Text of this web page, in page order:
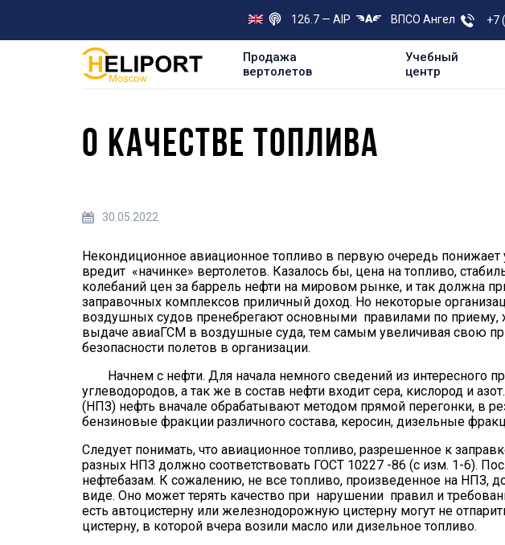
126.7 — AIP ВПСО Ангел +7
Продажа
вертолетов
Учебный
центр
О КАЧЕСТВЕ ТОПЛИВА
30.05.2022
Некондиционное авиационное топливо в первую очередь понижает
вредит «начинке» вертолетов. Казалось бы, цена на топливо,
колебаний цен за баррель нефти на мировом рынке, и так должна
заправочных комплексов приличный доход. Но некоторые
воздушных судов пренебрегают основными правилами по приему,
выдаче авиаГСМ в воздушные суда, тем самым увеличивая свою
безопасности полетов в организации.
Начнем с нефти. Для начала немного сведений из интересного
углеводородов, а так же в состав нефти входит сера, кислород и
(НПЗ) нефть вначале обрабатывают методом прямой перегонки, в
бензиновые фракции различного состава, керосин, дизельные
Следует понимать, что авиационное топливо, разрешенное к
разных НПЗ должно соответствовать ГОСТ 10227 -86 (с изм. 1-6).
нефтебазам. К сожалению, не все топливо, произведенное на НПЗ,
виде. Оно может терять качество при нарушении правил и
есть автоцистерну или железнодорожную цистерну могут не
цистерну, в которой вчера возили масло или дизельное топливо.